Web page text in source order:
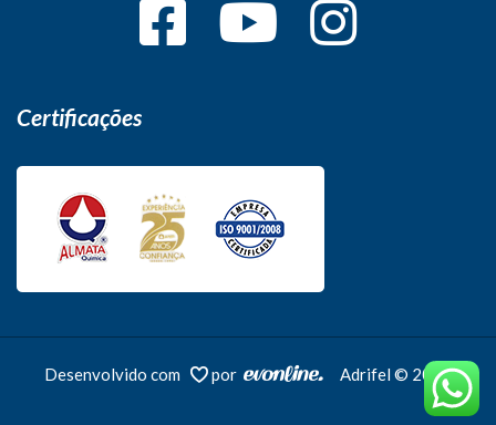
Certificações
Desenvolvido com por Adrifel © 2026